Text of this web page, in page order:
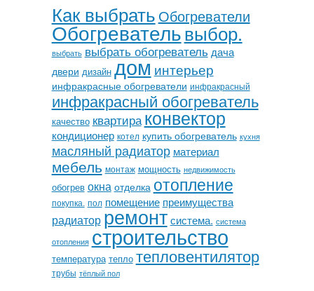
Как выбрать Обогреватели
Обогревательвыбор.
выбрать выбрать обогреватель дача
двери дизайн дом интерьер
инфракрасные обогреватели инфракрасный
инфракрасный обогреватель
качество квартираконвектор
кондиционер котел купить обогреватель кухня
масляный радиатор материал
мебель монтаж мощность недвижимость
обогрев окна отделка отопление
покупка. пол помещение преимущества
радиатор ремонт система. система
отопления строительство
температура тепло тепловентилятор
трубы тёплый пол